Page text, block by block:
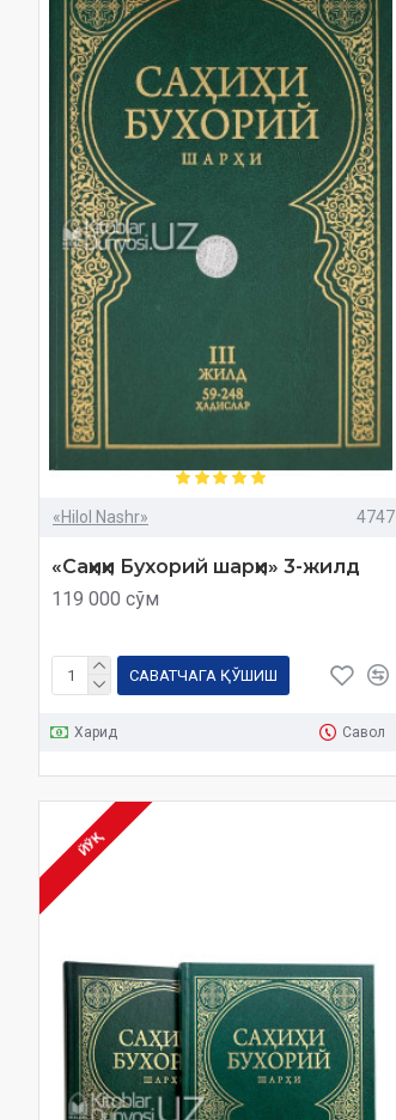
«Hilol Nashr» 4747
«Саҳиҳи Бухорий шарҳи» 3-жилд
119 000 сўм
САВАТЧАГА ҚЎШИШ
Харид Савол
ЙЎҚ